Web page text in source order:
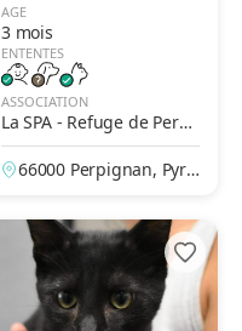
AGE
3 mois
ENTENTES
ASSOCIATION
La SPA - Refuge de Perpi
gnan
66000 Perpignan, Pyré
e